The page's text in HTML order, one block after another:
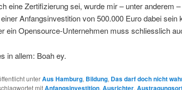
eine Zertifizierung sei, wurde mir – unter anderem
Anfangsinvestition von 500.000 Euro dabei
ein Opensource-Unternehmen muss schliesslich
in allem: Boah ey.
unterAus Hamburg, Bildung, Das darf doch nicht
mitAnfangsinvestition, Ausrichter,